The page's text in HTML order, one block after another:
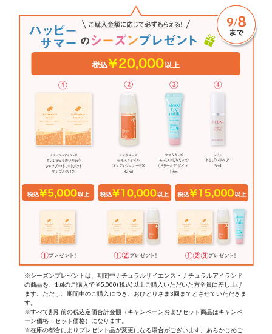
※シーズンプレゼントは、期間中ナチュラルサイエンス・ナチュラルアイランド
の商品を、1回のご購入で￥5,000(税込)以上ご購入いただいた方全員に差し上げ
ます。ただし、期間中のご購入につき、おひとりさま3回までとさせていただきま
す。
※すべて割引前の税込定価合計金額（キャンペーンおよびセット商品はキャンペ
ーン価格・セット価格）になります。
※在庫の都合によりプレゼント品が変更になる場合がございます。あらかじめご